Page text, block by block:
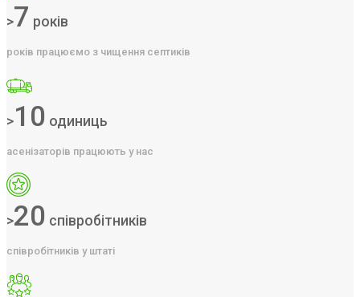
>7 років
років працюємо з чищення септиків
>10 одиниць
асенізаторів працюють у нас
>20 співробітників
співробітників у штаті